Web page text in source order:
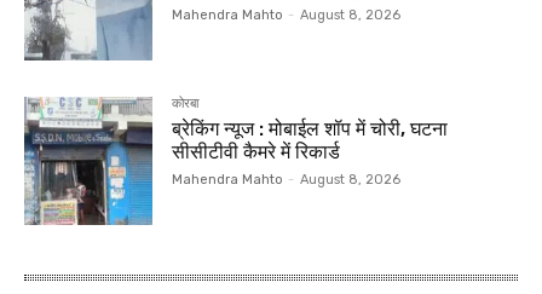
Mahendra Mahto - August 8, 2026
कोरबा
ब्रेकिंग न्यूज : मोबाईल शॉप में चोरी, घटना
सीसीटीवी कैमरे में रिकार्ड
Mahendra Mahto - August 8, 2026